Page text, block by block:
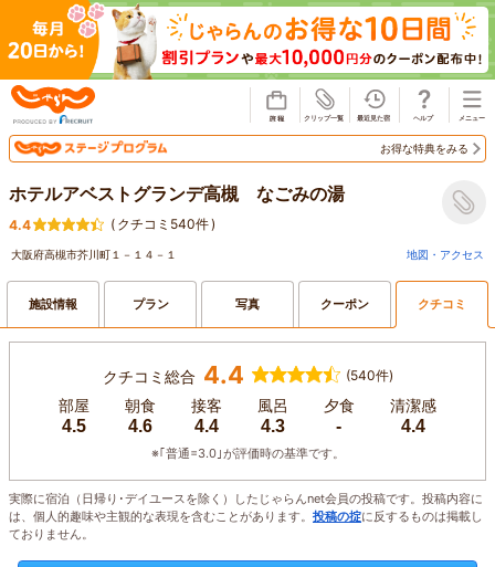
お得な特典をみる
ホテルアベストグランデ高槻 なごみの湯
4.4 ( クチコミ540件)
大阪府高槻市芥川町１－１４－１ 地図・アクセス
施設情報 プラン 写真 クーポン クチコミ
クチコミ総合 4.4 (540件)
部屋
4.5
朝食
4.6
接客
4.4
風呂
4.3
夕食
-
清潔感
4.4
※｢普通=3.0｣が評価時の基準です。
実際に宿泊（日帰り･デイユースを除く）したじゃらんnet会員の投稿です。投稿内容に
は、個人的趣味や主観的な表現を含むことがあります。 投稿の掟に反するものは掲載し
ておりません。